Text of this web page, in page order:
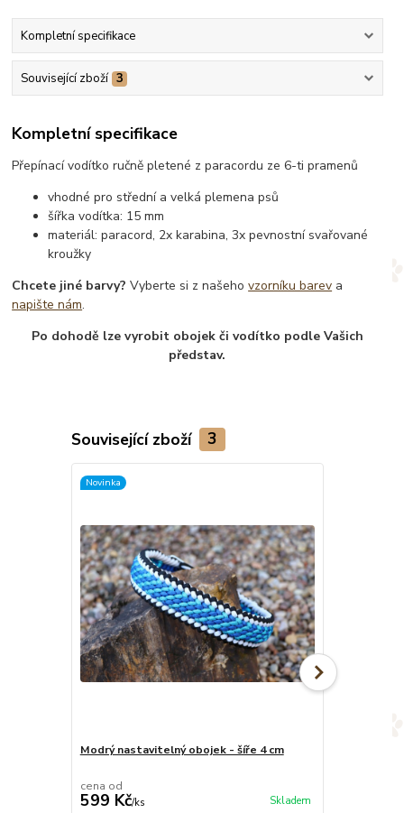
Kompletní specifikace
Související zboží 3
Kompletní specifikace
Přepínací vodítko ručně pletené z paracordu ze 6-ti pramenů
vhodné pro střední a velká plemena psů
šířka vodítka: 15 mm
materiál: paracord, 2x karabina, 3x pevnostní svařované
kroužky
Chcete jiné barvy? Vyberte si z našehovzorníku barev a
napište nám.
Po dohodě lze vyrobit obojek či vodítko podle Vašich
představ.
Související zboží 3
Novinka
Modrý nastavitelný obojek - šíře 4 cm
cena od
599 Kč/ks Skladem